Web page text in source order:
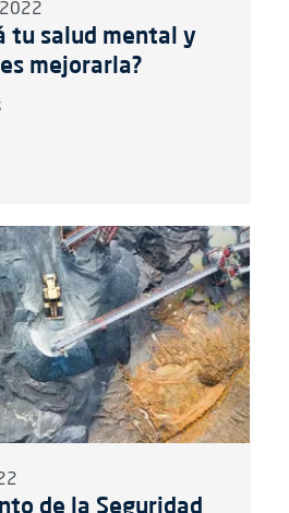
tu salud mental y
mejorarla?
de la Seguridad